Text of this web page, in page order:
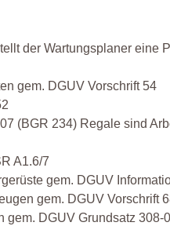
der Wartungsplaner eine
gem. DGUV Vorschrift 54
(BGR 234) Regale sind
A1.6/7
gem. DGUV
gem. DGUV Vorschrift
gem. DGUV Grundsatz 308-